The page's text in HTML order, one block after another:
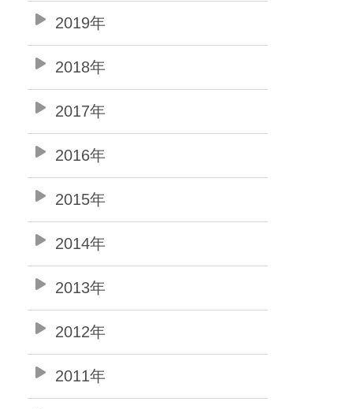
2019年
2018年
2017年
2016年
2015年
2014年
2013年
2012年
2011年